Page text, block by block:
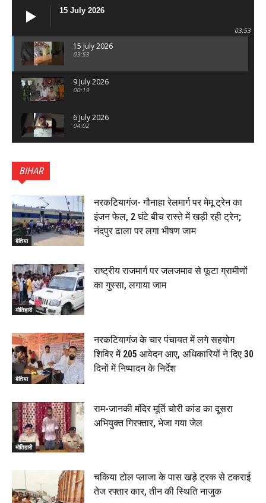
15 July 2026
03:53
15 July 2026
03:53
9 July 2026
00:19
6 July 2026
04:02
का भव्य पथ संचलन, 5 July 2026
00:22
बेतिया : मझौलिया में 1.24 क्विंटल गांजा के साथ बोलेरो ज़ब्त, दो
तस्कर गिरफ्तार, 4 July 2026
00:33
रक्सौल : सुरक्षा जॉंच को सोना-चांदी दुकानों का एसडीपीओ और
थानाध्यक्ष ने किया निरीक्षण, 19 June 2026
00:58
बेतिया में सगे भाई ने मां के साथ मिलकर की भाई की हत्या, शव
जलाया, दोनों गिरफ्तार, 14 June 2026
00:12
मोतिहारी। NDA सरकार, 12 साल विश्वास के, मीडिया संवाद में
सांसद रधामोहन सिंह, 13 June 2026
02:19
BIHAR
बेतिया
नरकटियागंज- गौनाहा रेलमार्ग पर मेमू ट्रेन का
इंजन फेल, 2 घंटे बीच रास्ते में खड़ी रही ट्रेन;
नंदपुर ढाला पर लगा भीषण जाम
मोतिहारी
राष्ट्रीय राजमार्ग पर जलजमाव से फूटा ग्रामीणों
का गुस्सा, लगाया जाम
बेतिया
नरकटियागंज के चार पंचायत में लगे सहयोग
शिविर में 205 आवेदन आए, अधिकारियों ने दिए 30
दिनों में निष्पादन के निर्देश
मोतिहारी
राम-जानकी मंदिर मूर्ति चोरी कांड का दूसरा
अभियुक्त गिरफ्तार, भेजा गया जेल
चकिया टोल प्लाजा के पास खड़े ट्रक से टकराई
तेज रफ्तार कार, तीन की स्थिति नाजुक